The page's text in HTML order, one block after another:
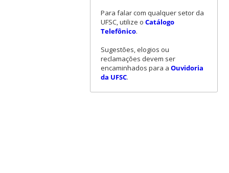
Para falar com qualquer setor da
UFSC, utilize o Catálogo
Telefônico.
Sugestões, elogios ou
reclamações devem ser
encaminhados para a Ouvidoria
da UFSC.